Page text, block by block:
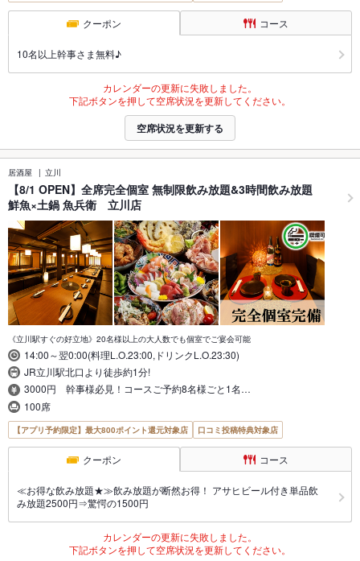
クーポン コース
10名以上幹事さま無料♪
カレンダーの更新に失敗しました。
下記ボタンを押して空席状況を更新してください。
空席状況を更新する
居酒屋 立川
【8/1 OPEN】全席完全個室 無制限飲み放題&3時間飲み放題
鮮魚×土鍋 魚兵衛 立川店
《立川駅すぐの好立地》20名様以上の大人数でも個室でご宴会可能
14:00～翌0:00(料理L.O.23:00,ドリンクL.O.23:30)
JR立川駅北口より徒歩約1分!
3000円 幹事様必見！コースご予約8名様ごと1名…
100席
【アプリ予約限定】最大800ポイント還元対象店 口コミ投稿特典対象店
クーポン コース
≪お得な飲み放題★≫飲み放題が断然お得！ アサヒビール付き単品飲
み放題2500円⇒驚愕の1500円
カレンダーの更新に失敗しました。
下記ボタンを押して空席状況を更新してください。